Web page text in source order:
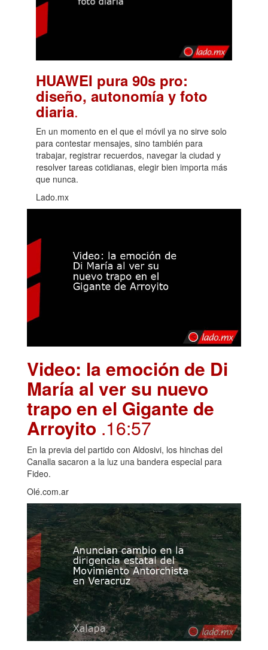
HUAWEI pura 90s pro:
diseño, autonomía y foto
diaria.
En un momento en el que el móvil ya no sirve solo
para contestar mensajes, sino también para
trabajar, registrar recuerdos, navegar la ciudad y
resolver tareas cotidianas, elegir bien importa más
que nunca.
Lado.mx
Video: la emoción de Di
María al ver su nuevo
trapo en el Gigante de
Arroyito .16:57
En la previa del partido con Aldosivi, los hinchas del
Canalla sacaron a la luz una bandera especial para
Fideo.
Olé.com.ar